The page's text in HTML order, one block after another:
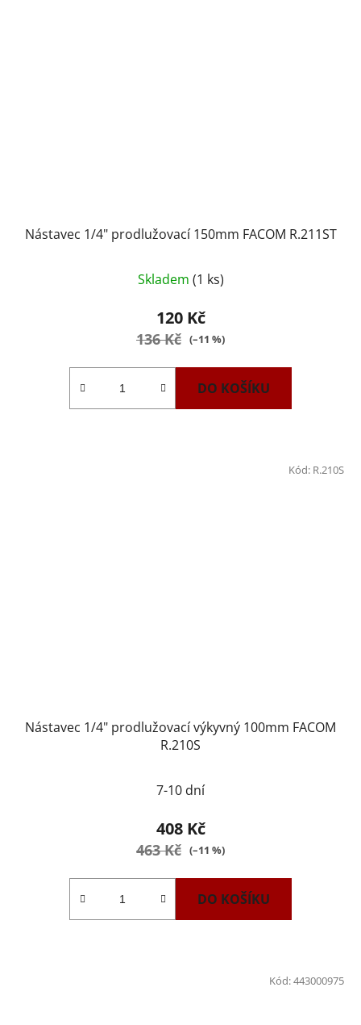
Nástavec 1/4" prodlužovací 150mm FACOM R.211ST
Skladem (1 ks)
120 Kč
136 Kč (–11 %)
DO KOŠÍKU
Nástavec 1/4" prodlužovací výkyvný 100mm FACOM
R.210S
7-10 dní
408 Kč
463 Kč (–11 %)
DO KOŠÍKU
Kód: R.210S
Kód:443000975